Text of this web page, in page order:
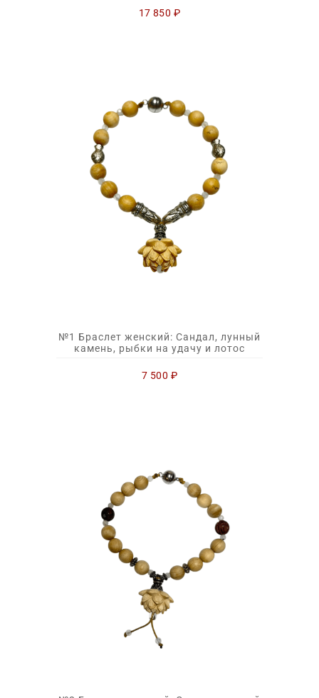
17 850 ₽
№1 Браслет женский: Сандал, лунный
камень, рыбки на удачу и лотос
7 500 ₽